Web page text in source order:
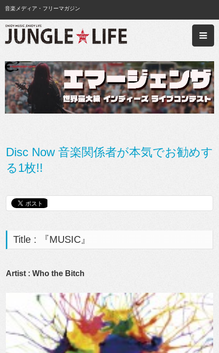
音楽メディア・フリーマガジン
Disc Now 音楽関係者が本気でお勧めす
る1枚!!
Title : 『MUSIC』
Artist : Who the Bitch